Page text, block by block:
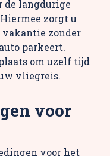
de langdurige
zorgt u
zonder
parkeert.
om uzelf tijd
vliegreis.
voor
voor het